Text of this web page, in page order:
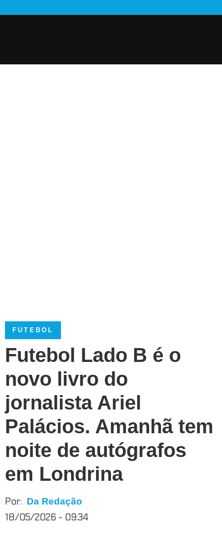
FUTEBOL
Futebol Lado B é o
novo livro do
jornalista Ariel
Palácios. Amanhã tem
noite de autógrafos
em Londrina
Por: Da Redação
18/05/2026 - 09:34